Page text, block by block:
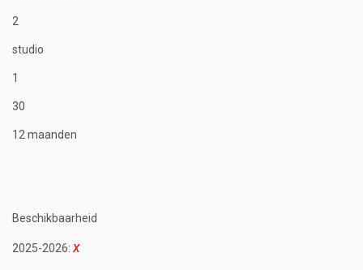
2
studio
1
30
12 maanden
Beschikbaarheid
2025-2026: